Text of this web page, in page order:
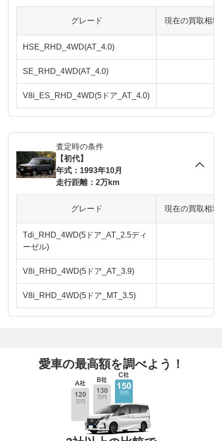
グレード 現在の買取相
HSE_RHD_4WD(AT_4.0)
SE_RHD_4WD(AT_4.0)
V8i_ES_RHD_4WD(5ドア_AT_4.0)
査定時の条件
【初代】
年式：1993年10月
走行距離：2万km
グレード 現在の買取相
Tdi_RHD_4WD(5ドア_AT_2.5ディ
ーゼル)
V8i_RHD_4WD(5ドア_AT_3.9)
V8i_RHD_4WD(5ドア_MT_3.5)
愛車の最高額を調べよう！